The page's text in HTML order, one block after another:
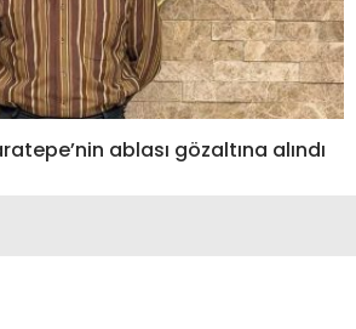
ablası gözaltına alındı